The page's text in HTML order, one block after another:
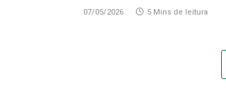
07/05/2026 5 Mins de leitura